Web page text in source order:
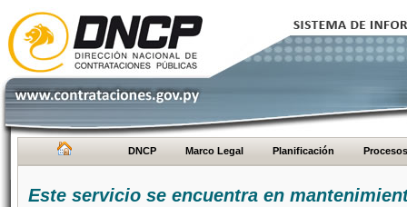
DNCP Marco Legal Planificación Procesos
Este servicio se encuentra en